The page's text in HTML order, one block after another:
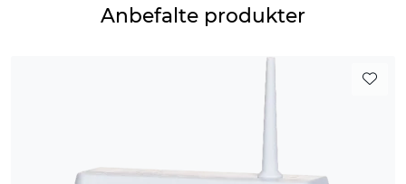
Anbefalte produkter